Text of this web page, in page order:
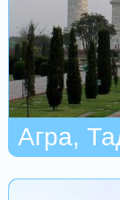
Агра,